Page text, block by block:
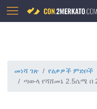
መነሻ ገጽ
የዕቃዎች ምድቦች
ጣውላ የሻሸመኔ 2.5ሴሜ በ